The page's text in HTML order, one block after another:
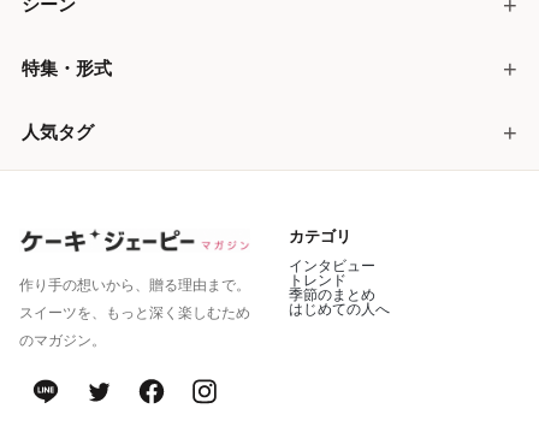
シーン
特集・形式
人気タグ
作り手の想いから、贈る理由まで。
スイーツを、もっと深く楽しむため
のマガジン。
カテゴリ
インタビュー
トレンド
季節のまとめ
はじめての人へ